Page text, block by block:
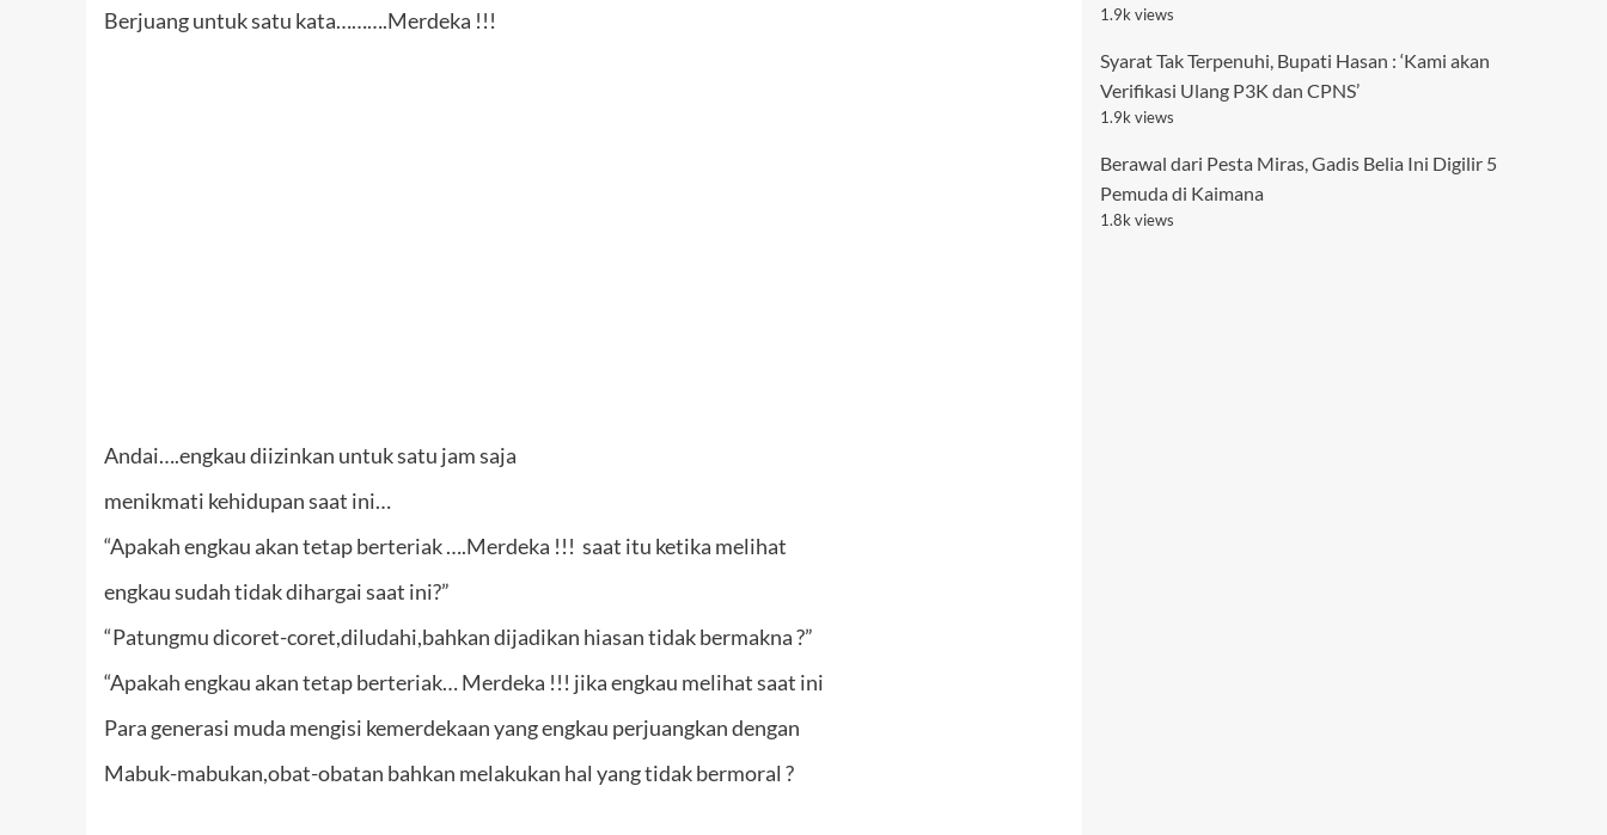
Berjuang untuk satu kata……….Merdeka !!!
Andai….engkau diizinkan untuk satu jam saja
menikmati kehidupan saat ini…
“Apakah engkau akan tetap berteriak ….Merdeka !!! saat itu ketika melihat
engkau sudah tidak dihargai saat ini?”
“Patungmu dicoret-coret,diludahi,bahkan dijadikan hiasan tidak bermakna ?”
“Apakah engkau akan tetap berteriak… Merdeka !!! jika engkau melihat saat ini
Para generasi muda mengisi kemerdekaan yang engkau perjuangkan dengan
Mabuk-mabukan,obat-obatan bahkan melakukan hal yang tidak bermoral ?
1.9k views
Syarat Tak Terpenuhi, Bupati Hasan : ‘Kami akan
Verifikasi Ulang P3K dan CPNS’
1.9k views
Berawal dari Pesta Miras, Gadis Belia Ini Digilir 5
Pemuda di Kaimana
1.8k views